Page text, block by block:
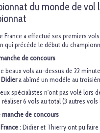
du monde de vol
France a effectué ses premiers
qui précède le début du
de concours
beaux vols au-dessus de 22
Didiera abîmé un modèle au
spécialistes n'ont pas volé lors
6 vols au total (3 autres
manche de concours
: Didier et Thierry ont pu